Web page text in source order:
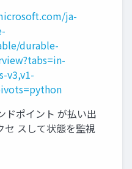
ja-
durable-
v3,v1-
ドポイント が払い出
セ スして状態を監視